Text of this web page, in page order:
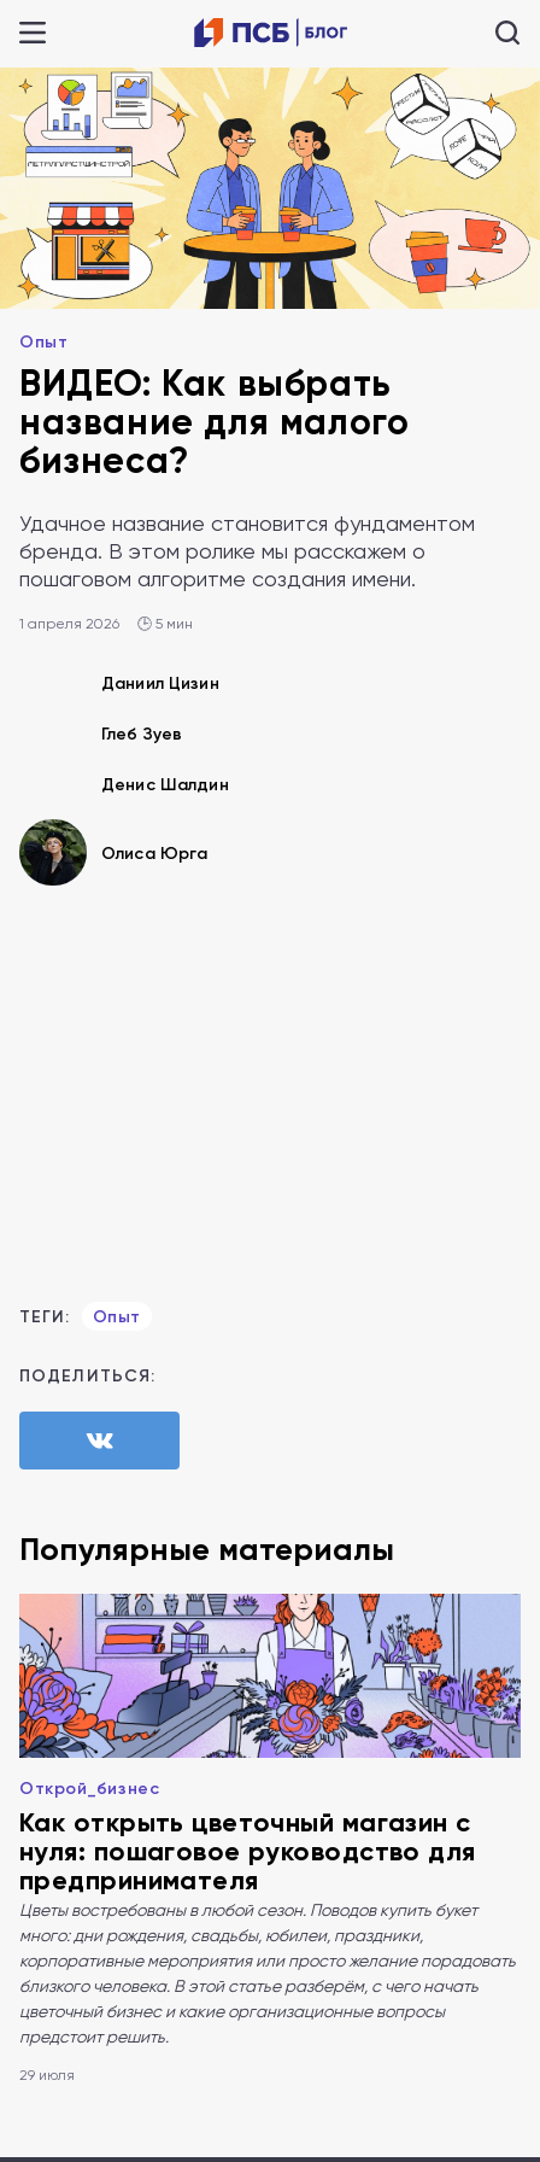
Опыт
ВИДЕО: Как выбрать
название для малого
бизнеса?
Удачное название становится фундаментом
бренда. В этом ролике мы расскажем о
пошаговом алгоритме создания имени.
1 апреля 2026 🕒 5 мин
Даниил Цизин
Глеб Зуев
Денис Шалдин
Олиса Юрга
ТЕГИ: Опыт
ПОДЕЛИТЬСЯ:
Популярные материалы
Открой_бизнес
Как открыть цветочный магазин с
нуля: пошаговое руководство для
предпринимателя
Цветы востребованы в любой сезон. Поводов купить букет
много: дни рождения, свадьбы, юбилеи, праздники,
корпоративные мероприятия или просто желание порадовать
близкого человека. В этой статье разберём, с чего начать
цветочный бизнес и какие организационные вопросы
предстоит решить.
29 июля